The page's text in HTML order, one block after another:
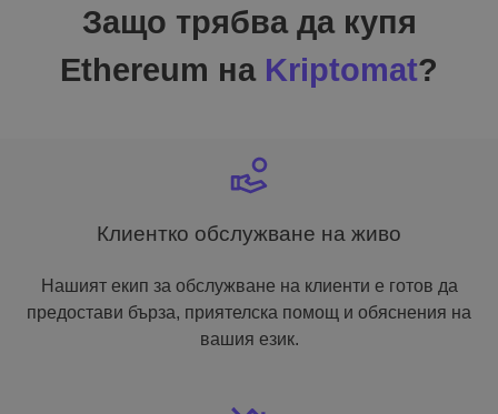
Защо трябва да купя
Ethereum на Kriptomat?
Клиентко обслужване на живо
Нашият екип за обслужване на клиенти е готов да
предостави бърза, приятелска помощ и обяснения на
вашия език.